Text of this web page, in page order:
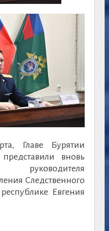
Главе Бурятии
вновь
Следственного
Евгения